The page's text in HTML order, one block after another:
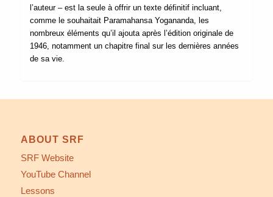
l’auteur – est la seule à offrir un texte définitif incluant,
comme le souhaitait Paramahansa Yogananda, les
nombreux éléments qu’il ajouta après l’édition originale de
1946, notamment un chapitre final sur les dernières années
de sa vie.
ABOUT SRF
SRF Website
YouTube Channel
Lessons